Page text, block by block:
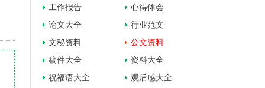
工作报告
心得体会
论文大全
行业范文
文秘资料
公文资料
稿件大全
资料大全
祝福语大全
观后感大全